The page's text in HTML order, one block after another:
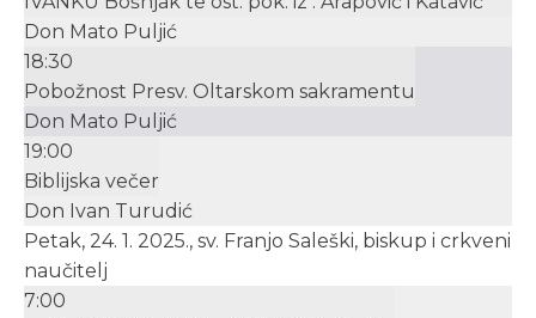
Don Mato Puljić
18:30
Pobožnost Presv. Oltarskom sakramentu
Don Mato Puljić
19:00
Biblijska večer
Don Ivan Turudić
Petak, 24. 1. 2025., sv. Franjo Saleški, biskup i crkveni
naučitelj
7:00